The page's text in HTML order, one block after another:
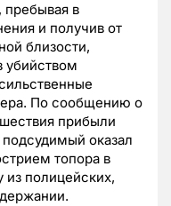
пребывая в
и получив от
близости,
убийством
По сообщению о
прибыли
оказал
топора в
из полицейских,